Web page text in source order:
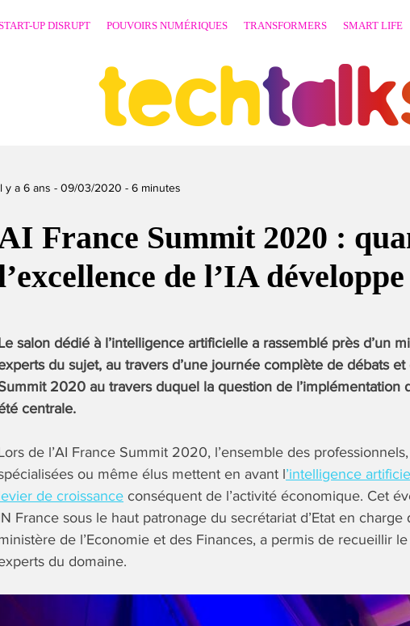
UP DISRUPT POUVOIRS NUMÉRIQUES TRANSFORMERS SMART LIFE
y a 6 ans - 09/03/2020 - 6 minutes
France Summit 2020 :
de l’IA
salon dédié à l’intelligence artificielle a rassemblé près d’un
du sujet, au travers d’une journée complète de débats
2020 au travers duquel la question de l’implémentation
centrale.
de l’AI France Summit 2020, l’ensemble des
ou même élus mettent en avant l’intelligence
de croissance conséquent de l’activité économique. Cet
France sous le haut patronage du secrétariat d’Etat en
de l’Economie et des Finances, a permis de recueillir
du domaine.